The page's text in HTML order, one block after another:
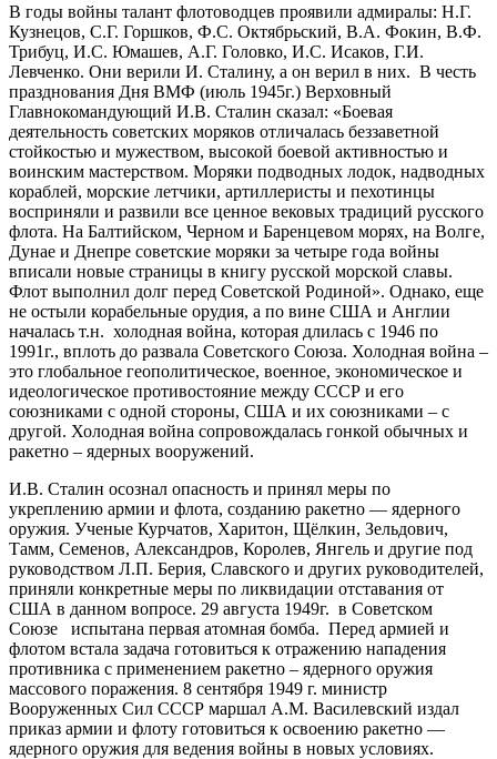
В годы войны талант флотоводцев проявили адмиралы: Н.Г.
Кузнецов, С.Г. Горшков, Ф.С. Октябрьский, В.А. Фокин, В.Ф.
Трибуц, И.С. Юмашев, А.Г. Головко, И.С. Исаков, Г.И.
Левченко. Они верили И. Сталину, а он верил в них. В честь
празднования Дня ВМФ (июль 1945г.) Верховный
Главнокомандующий И.В. Сталин сказал: «Боевая
деятельность советских моряков отличалась беззаветной
стойкостью и мужеством, высокой боевой активностью и
воинским мастерством. Моряки подводных лодок, надводных
кораблей, морские летчики, артиллеристы и пехотинцы
восприняли и развили все ценное вековых традиций русского
флота. На Балтийском, Черном и Баренцевом морях, на Волге,
Дунае и Днепре советские моряки за четыре года войны
вписали новые страницы в книгу русской морской славы.
Флот выполнил долг перед Советской Родиной». Однако, еще
не остыли корабельные орудия, а по вине США и Англии
началась т.н. холодная война, которая длилась с 1946 по
1991г., вплоть до развала Советского Союза. Холодная война –
это глобальное геополитическое, военное, экономическое и
идеологическое противостояние между СССР и его
союзниками с одной стороны, США и их союзниками – с
другой. Холодная война сопровождалась гонкой обычных и
ракетно – ядерных вооружений.
И.В. Сталин осознал опасность и принял меры по
укреплению армии и флота, созданию ракетно — ядерного
оружия. Ученые Курчатов, Харитон, Щёлкин, Зельдович,
Тамм, Семенов, Александров, Королев, Янгель и другие под
руководством Л.П. Берия, Славского и других руководителей,
приняли конкретные меры по ликвидации отставания от
США в данном вопросе. 29 августа 1949г. в Советском
Союзе испытана первая атомная бомба. Перед армией и
флотом встала задача готовиться к отражению нападения
противника с применением ракетно – ядерного оружия
массового поражения. 8 сентября 1949 г. министр
Вооруженных Сил СССР маршал А.М. Василевский издал
приказ армии и флоту готовиться к освоению ракетно —
ядерного оружия для ведения войны в новых условиях.